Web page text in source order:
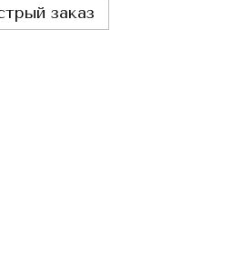
заказ